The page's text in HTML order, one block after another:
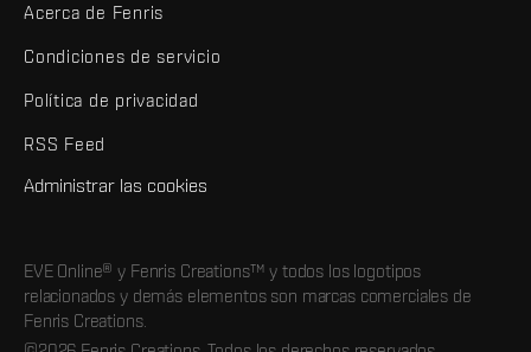
Acerca de Fenris
Condiciones de servicio
Política de privacidad
RSS Feed
Administrar las cookies
EVE Online® y Fenris Creations™ y todos los logotipos
relacionados y demás elementos son marcas comerciales de
Fenris Creations.